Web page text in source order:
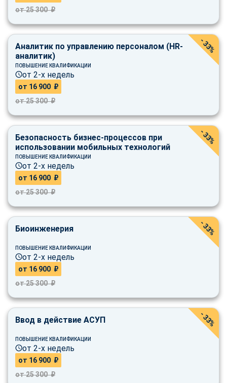
от 25 300 ₽
Аналитик по управлению персоналом (HR-
аналитик)
ПОВЫШЕНИЕ КВАЛИФИКАЦИИ
от 2-х недель
от 16 900 ₽
от 25 300 ₽
- 33%
Безопасность бизнес-процессов при
использовании мобильных технологий
ПОВЫШЕНИЕ КВАЛИФИКАЦИИ
от 2-х недель
от 16 900 ₽
от 25 300 ₽
- 33%
Биоинженерия
ПОВЫШЕНИЕ КВАЛИФИКАЦИИ
от 2-х недель
от 16 900 ₽
от 25 300 ₽
- 33%
Ввод в действие АСУП
ПОВЫШЕНИЕ КВАЛИФИКАЦИИ
от 2-х недель
от 16 900 ₽
от 25 300 ₽
- 33%